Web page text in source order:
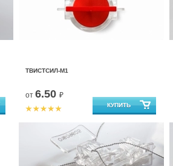
ТВИСТСИЛ-М1
от 6.50 ₽